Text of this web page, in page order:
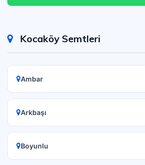
Kocaköy Semtleri
Ambar
Arkbaşı
Boyunlu